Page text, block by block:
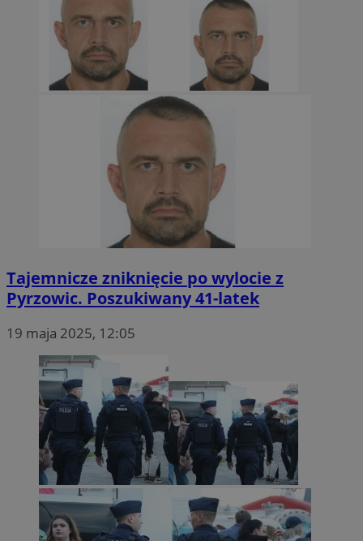
Tajemnicze zniknięcie po wylocie z
Pyrzowic. Poszukiwany 41-latek
19 maja 2025, 12:05